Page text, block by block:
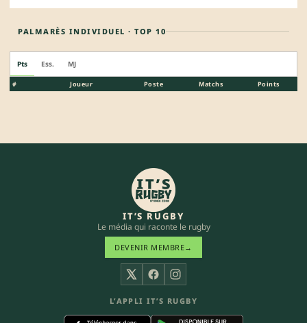
PALMARÈS INDIVIDUEL · TOP 10
Pts Ess. MJ
# Joueur Poste Matchs Points
IT’S RUGBY
Le média qui raconte le rugby
DEVENIR MEMBRE→
X FacebookInstagram
L’APPLI IT’S RUGBY